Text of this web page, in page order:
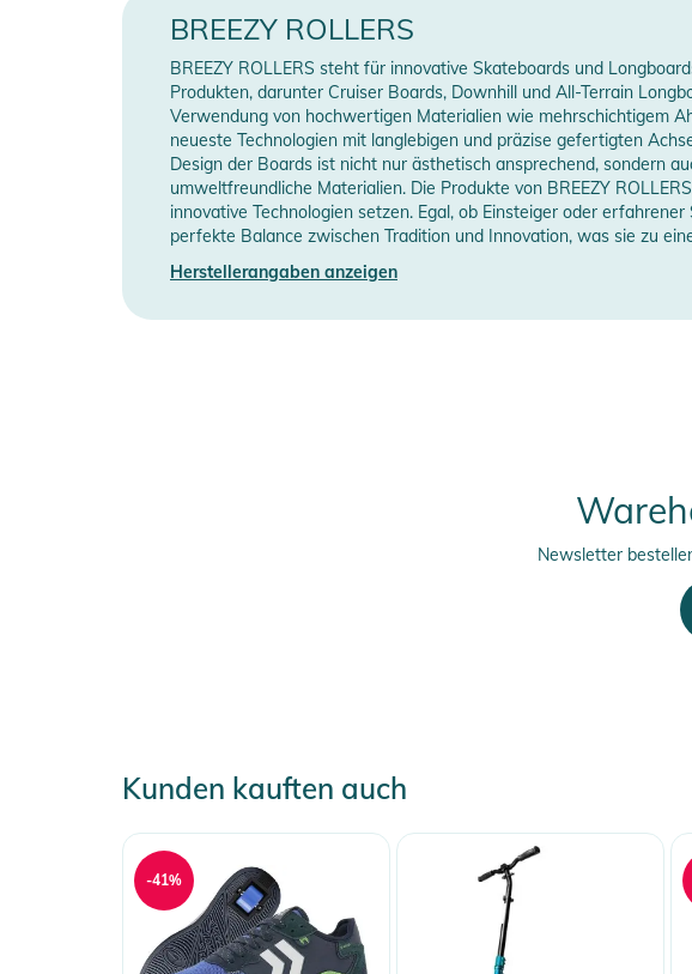
Farbe black
Gender Kids
Manufacturer
Information
Herstellerangaben anzeigen
BREEZY ROLLERS
BREEZY ROLLERS steht für innovative Skateboards und
Produkten, darunter Cruiser Boards, Downhill und All-Terrain
Verwendung von hochwertigen Materialien wie mehrschichtigem
neueste Technologien mit langlebigen und präzise gefertigten
Design der Boards ist nicht nur ästhetisch ansprechend, sondern
umweltfreundliche Materialien. Die Produkte von BREEZY
innovative Technologien setzen. Egal, ob Einsteiger oder
perfekte Balance zwischen Tradition und Innovation, was sie zu
Herstellerangaben anzeigen
Newsletter
Kunden kauften auch
-41%